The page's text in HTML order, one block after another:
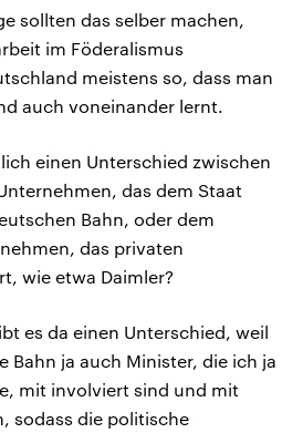
sollten das selber machen,
im Föderalismus
meistens so, dass man
auch voneinander lernt.
einen Unterschied zwischen
das dem Staat
Bahn, oder dem
das privaten
wie etwa Daimler?
es da einen Unterschied, weil
Bahn ja auch Minister, die ich ja
mit involviert sind und mit
sodass die politische